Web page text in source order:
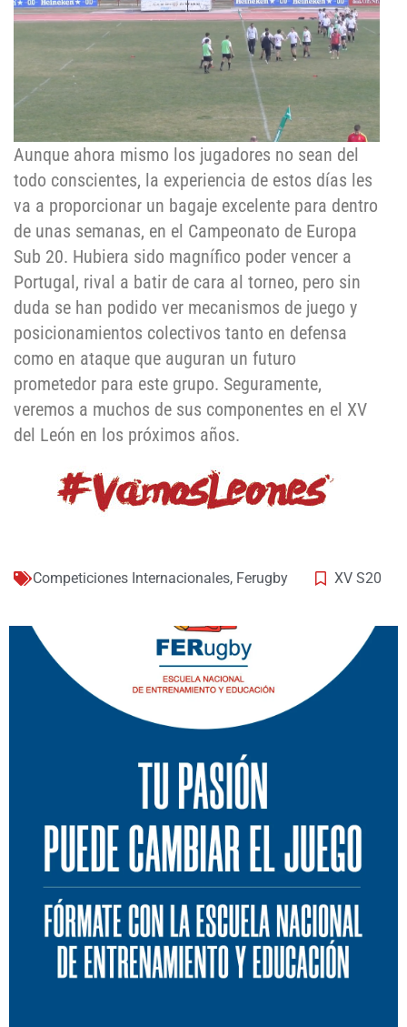
Aunque ahora mismo los jugadores no sean del
todo conscientes, la experiencia de estos días les
va a proporcionar un bagaje excelente para dentro
de unas semanas, en el Campeonato de Europa
Sub 20. Hubiera sido magnífico poder vencer a
Portugal, rival a batir de cara al torneo, pero sin
duda se han podido ver mecanismos de juego y
posicionamientos colectivos tanto en defensa
como en ataque que auguran un futuro
prometedor para este grupo. Seguramente,
veremos a muchos de sus componentes en el XV
del León en los próximos años.
Competiciones Internacionales, Ferugby XV S20